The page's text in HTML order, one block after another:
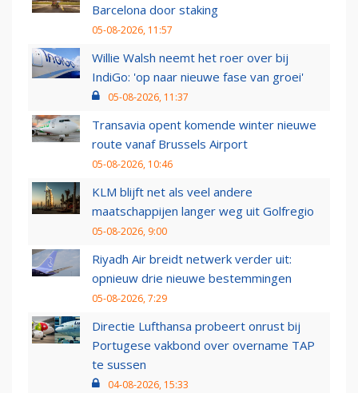
Barcelona door staking
05-08-2026, 11:57
Willie Walsh neemt het roer over bij
IndiGo: 'op naar nieuwe fase van groei'
05-08-2026, 11:37
Transavia opent komende winter nieuwe
route vanaf Brussels Airport
05-08-2026, 10:46
KLM blijft net als veel andere
maatschappijen langer weg uit Golfregio
05-08-2026, 9:00
Riyadh Air breidt netwerk verder uit:
opnieuw drie nieuwe bestemmingen
05-08-2026, 7:29
Directie Lufthansa probeert onrust bij
Portugese vakbond over overname TAP
te sussen
04-08-2026, 15:33